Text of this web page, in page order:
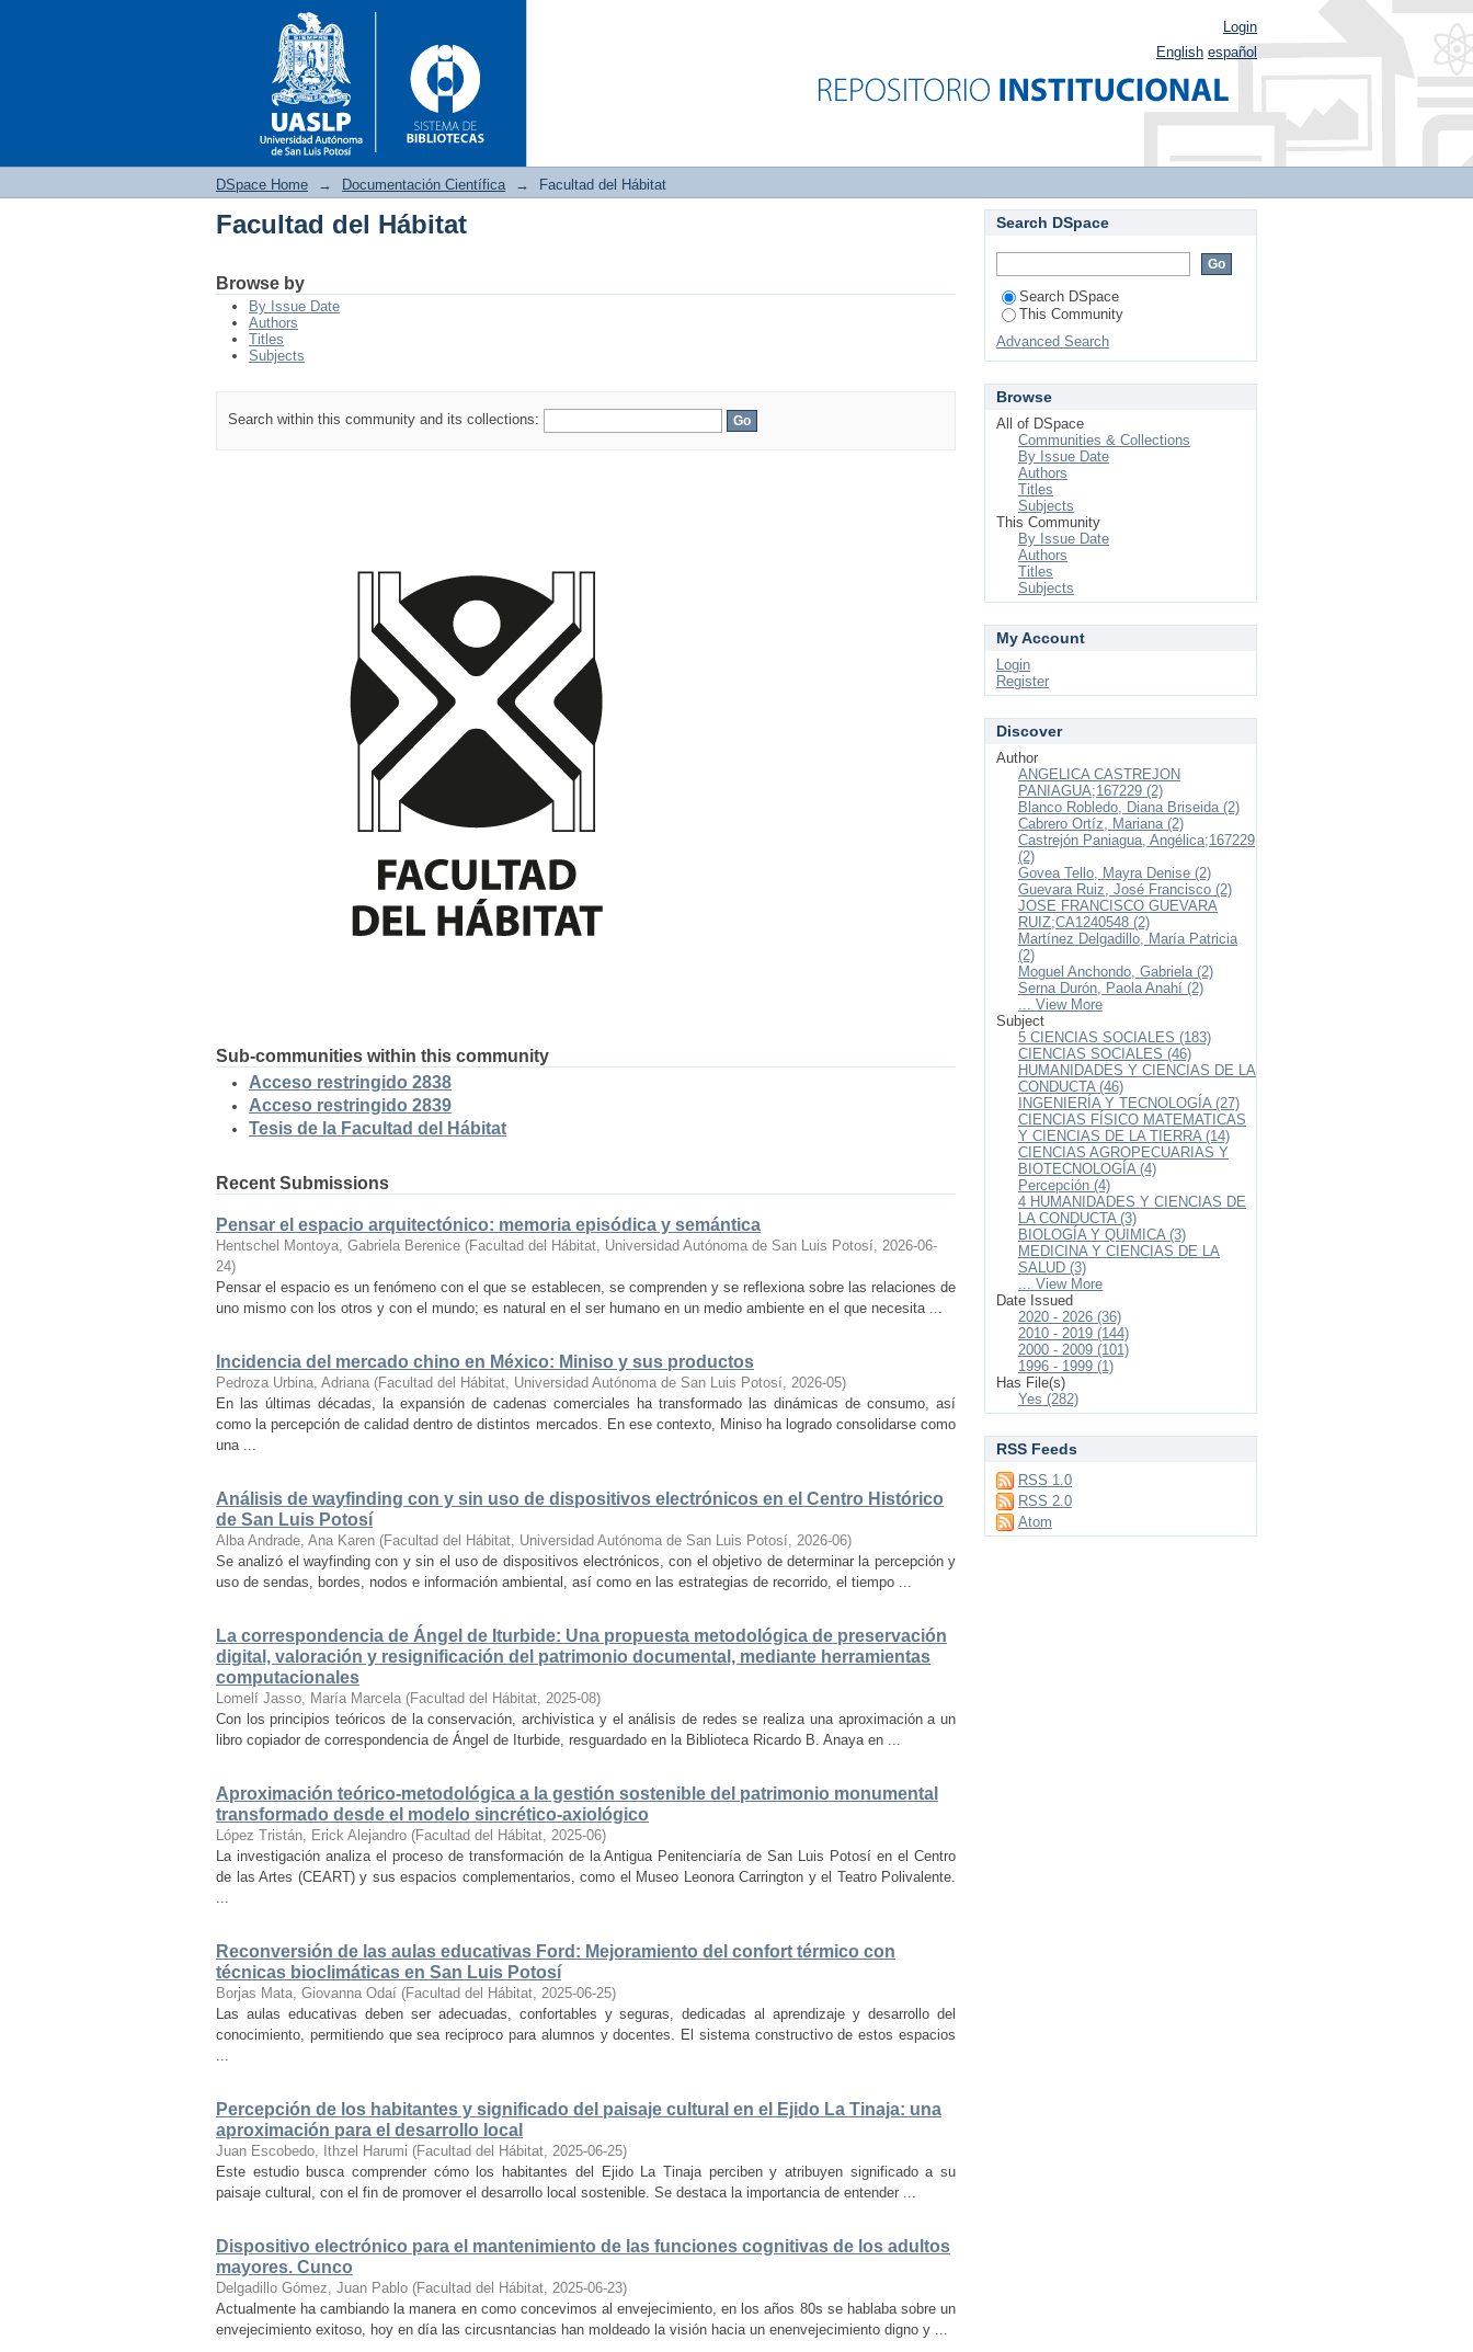
Login
English español
DSpace Home → Documentación Científica → Facultad del Hábitat
Facultad del Hábitat
Browse by
By Issue Date
Authors
Titles
Subjects
Search within this community and its collections:
Sub-communities within this community
Acceso restringido 2838
Acceso restringido 2839
Tesis de la Facultad del Hábitat
Recent Submissions
Pensar el espacio arquitectónico: memoria episódica y semántica
Hentschel Montoya, Gabriela Berenice (Facultad del Hábitat, Universidad Autónoma de San Luis Potosí, 2026-06-
24)
Pensar el espacio es un fenómeno con el que se establecen, se comprenden y se reflexiona sobre las relaciones de
uno mismo con los otros y con el mundo; es natural en el ser humano en un medio ambiente en el que necesita ...
Incidencia del mercado chino en México: Miniso y sus productos
Pedroza Urbina, Adriana (Facultad del Hábitat, Universidad Autónoma de San Luis Potosí, 2026-05)
En las últimas décadas, la expansión de cadenas comerciales ha transformado las dinámicas de consumo, así
como la percepción de calidad dentro de distintos mercados. En ese contexto, Miniso ha logrado consolidarse como
una ...
Análisis de wayfinding con y sin uso de dispositivos electrónicos en el Centro Histórico
de San Luis Potosí
Alba Andrade, Ana Karen (Facultad del Hábitat, Universidad Autónoma de San Luis Potosí, 2026-06)
Se analizó el wayfinding con y sin el uso de dispositivos electrónicos, con el objetivo de determinar la percepción y
uso de sendas, bordes, nodos e información ambiental, así como en las estrategias de recorrido, el tiempo ...
La correspondencia de Ángel de Iturbide: Una propuesta metodológica de preservación
digital, valoración y resignificación del patrimonio documental, mediante herramientas
computacionales
Lomelí Jasso, María Marcela (Facultad del Hábitat, 2025-08)
Con los principios teóricos de la conservación, archivistica y el análisis de redes se realiza una aproximación a un
libro copiador de correspondencia de Ángel de Iturbide, resguardado en la Biblioteca Ricardo B. Anaya en ...
Aproximación teórico-metodológica a la gestión sostenible del patrimonio monumental
transformado desde el modelo sincrético-axiológico
López Tristán, Erick Alejandro (Facultad del Hábitat, 2025-06)
La investigación analiza el proceso de transformación de la Antigua Penitenciaría de San Luis Potosí en el Centro
de las Artes (CEART) y sus espacios complementarios, como el Museo Leonora Carrington y el Teatro Polivalente.
...
Reconversión de las aulas educativas Ford: Mejoramiento del confort térmico con
técnicas bioclimáticas en San Luis Potosí
Borjas Mata, Giovanna Odaí (Facultad del Hábitat, 2025-06-25)
Las aulas educativas deben ser adecuadas, confortables y seguras, dedicadas al aprendizaje y desarrollo del
conocimiento, permitiendo que sea reciproco para alumnos y docentes. El sistema constructivo de estos espacios
...
Percepción de los habitantes y significado del paisaje cultural en el Ejido La Tinaja: una
aproximación para el desarrollo local
Juan Escobedo, Ithzel Harumi (Facultad del Hábitat, 2025-06-25)
Este estudio busca comprender cómo los habitantes del Ejido La Tinaja perciben y atribuyen significado a su
paisaje cultural, con el fin de promover el desarrollo local sostenible. Se destaca la importancia de entender ...
Dispositivo electrónico para el mantenimiento de las funciones cognitivas de los adultos
mayores. Cunco
Delgadillo Gómez, Juan Pablo (Facultad del Hábitat, 2025-06-23)
Actualmente ha cambiando la manera en como concevimos al envejecimiento, en los años 80s se hablaba sobre un
envejecimiento exitoso, hoy en día las circusntancias han moldeado la visión hacia un enenvejecimiento digno y ...
Search DSpace
Search DSpace
This Community
Advanced Search
Browse
All of DSpace
Communities & Collections
By Issue Date
Authors
Titles
Subjects
This Community
By Issue Date
Authors
Titles
Subjects
My Account
Login
Register
Discover
Author
ANGELICA CASTREJON
PANIAGUA;167229 (2)
Blanco Robledo, Diana Briseida (2)
Cabrero Ortíz, Mariana (2)
Castrejón Paniagua, Angélica;167229
(2)
Govea Tello, Mayra Denise (2)
Guevara Ruiz, José Francisco (2)
JOSE FRANCISCO GUEVARA
RUIZ;CA1240548 (2)
Martínez Delgadillo, María Patricia
(2)
Moguel Anchondo, Gabriela (2)
Serna Durón, Paola Anahí (2)
... View More
Subject
5 CIENCIAS SOCIALES (183)
CIENCIAS SOCIALES (46)
HUMANIDADES Y CIENCIAS DE LA
CONDUCTA (46)
INGENIERÍA Y TECNOLOGÍA (27)
CIENCIAS FÍSICO MATEMATICAS
Y CIENCIAS DE LA TIERRA (14)
CIENCIAS AGROPECUARIAS Y
BIOTECNOLOGÍA (4)
Percepción (4)
4 HUMANIDADES Y CIENCIAS DE
LA CONDUCTA (3)
BIOLOGÍA Y QUIMICA (3)
MEDICINA Y CIENCIAS DE LA
SALUD (3)
... View More
Date Issued
2020 - 2026 (36)
2010 - 2019 (144)
2000 - 2009 (101)
1996 - 1999 (1)
Has File(s)
Yes (282)
RSS Feeds
RSS 1.0
RSS 2.0
Atom